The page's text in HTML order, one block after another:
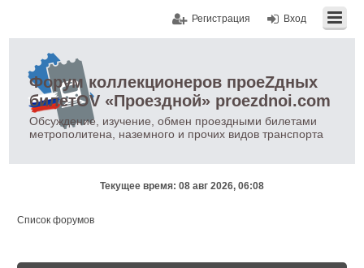
Вход
Регистрация
Форум коллекционеров проеZдных
билетOV «Проездной» proezdnoi.com
Обсуждение, изучение, обмен проездными билетами
метрополитена, наземного и прочих видов транспорта
Текущее время: 08 авг 2026, 06:08
Список форумов